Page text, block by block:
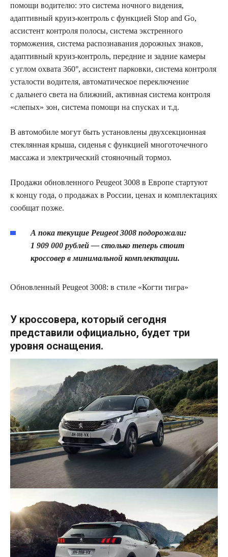
помощи водителю: это система ночного видения,
адаптивный круиз-контроль с функцией Stop and Go,
ассистент контроля полосы, система экстренного
торможения, система распознавания дорожных знаков,
адаптивный круиз-контроль, передние и задние камеры
с углом охвата 360°, ассистент парковки, система контроля
усталости водителя, автоматическое переключение
с дальнего света на ближний, активная система контроля
«слепых» зон, система помощи на спусках и т.д.
В автомобиле могут быть установлены двухсекционная
стеклянная крыша, сиденья с функцией многоточечного
массажа и электрический стояночный тормоз.
Продажи обновленного Peugeot 3008 в Европе стартуют
к концу года, о продажах в России, ценах и комплектациях
сообщат позже.
А пока текущие Peugeot 3008 подорожали:
1 909 000 рублей — столько теперь стоит
кроссовер в минимальной комплектации.
Обновленный Peugeot 3008: в стиле «Когти тигра»
У кроссовера, который сегодня
представили официально, будет три
уровня оснащения.